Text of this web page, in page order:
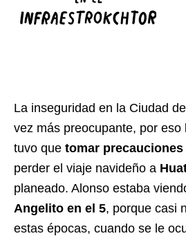
La inseguridad en la Ciudad
vez más preocupante, por eso
tuvo que tomar
perder el viaje navideño a
planeado. Alonso estaba
Angelito en el 5, porque casi
estas épocas, cuando se le